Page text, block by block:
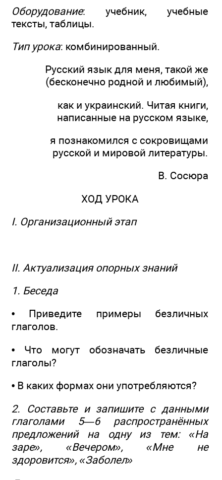
Оборудование: учебник, учебные
тексты, таблицы.
Тип урока: комбинированный.
Русский язык для меня, такой же
(бесконечно родной и любимый),
как и украинский. Читая книги,
написанные на русском языке,
я познакомился с сокровищами
русской и мировой литературы.
В. Сосюра
ХОД УРОКА
I. Организационный этап
II. Актуализация опорных знаний
1. Беседа
• Приведите примеры безличных
глаголов.
• Что могут обозначать безличные
глаголы?
• В каких формах они употребляются?
2. Составьте и запишите с данными
глаголами 5—6 распространённых
предложений на одну из тем: «На
заре», «Вечером», «Мне не
здоровится», «Заболел»